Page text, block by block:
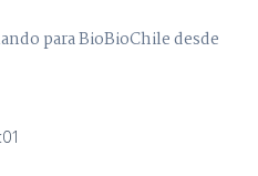
para BioBioChile desde